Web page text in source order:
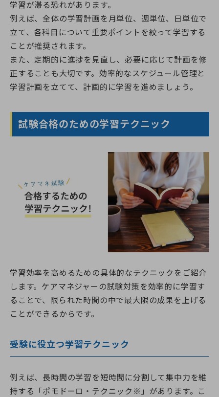
学習が滞る恐れがあります。
例えば、全体の学習計画を月単位、週単位、日単位で
立て、各科目について重要ポイントを絞って学習する
ことが推奨されます。
また、定期的に進捗を見直し、必要に応じて計画を修
正することも大切です。効率的なスケジュール管理と
学習計画を立てて、計画的に学習を進めましょう。
試験合格のための学習テクニック
学習効率を高めるための具体的なテクニックをご紹介
します。ケアマネジャーの試験対策を効率的に学習す
ることで、限られた時間の中で最大限の成果を上げる
ことができるからです。
受験に役立つ学習テクニック
例えば、長時間の学習を短時間に分割して集中力を維
持する「ポモドーロ・テクニック※」があります。こ